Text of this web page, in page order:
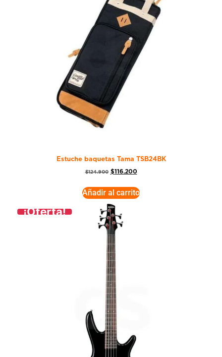
Estuche baquetas Tama TSB24BK
$124.900 $116.200
Añadir al carrito
¡Oferta!